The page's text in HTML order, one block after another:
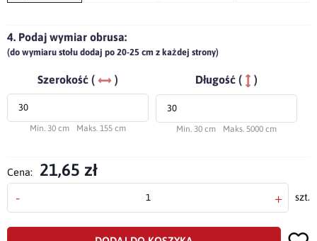
4. Podaj wymiar obrusa:
(do wymiaru stołu dodaj po 20-25 cm z każdej strony)
Szerokość ( )
Min. 30 cm Maks. 155 cm
Długość ( )
Min. 30 cm Maks. 5000 cm
Cena: 21,65 zł
- + szt.